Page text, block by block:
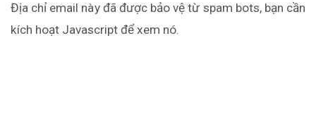
Địa chỉ email này đã được bảo vệ từ spam bots, bạn cần
kích hoạt Javascript để xem nó.